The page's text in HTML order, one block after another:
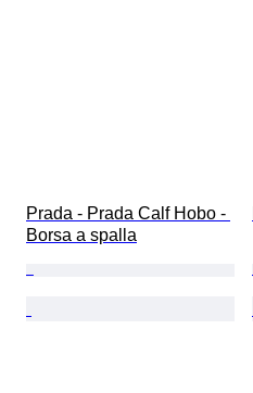
Prada - Prada Calf Hobo -
Borsa a spalla